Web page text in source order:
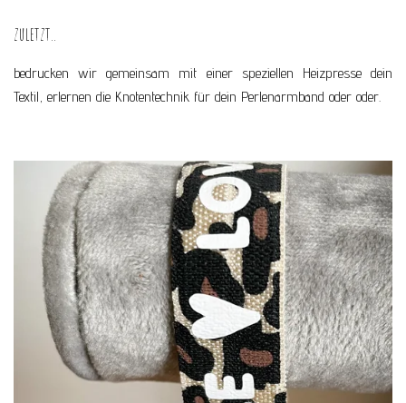
zuletzt..
bedrucken wir gemeinsam mit einer speziellen Heizpresse dein
Textil, erlernen die Knotentechnik für dein Perlenarmband oder oder.